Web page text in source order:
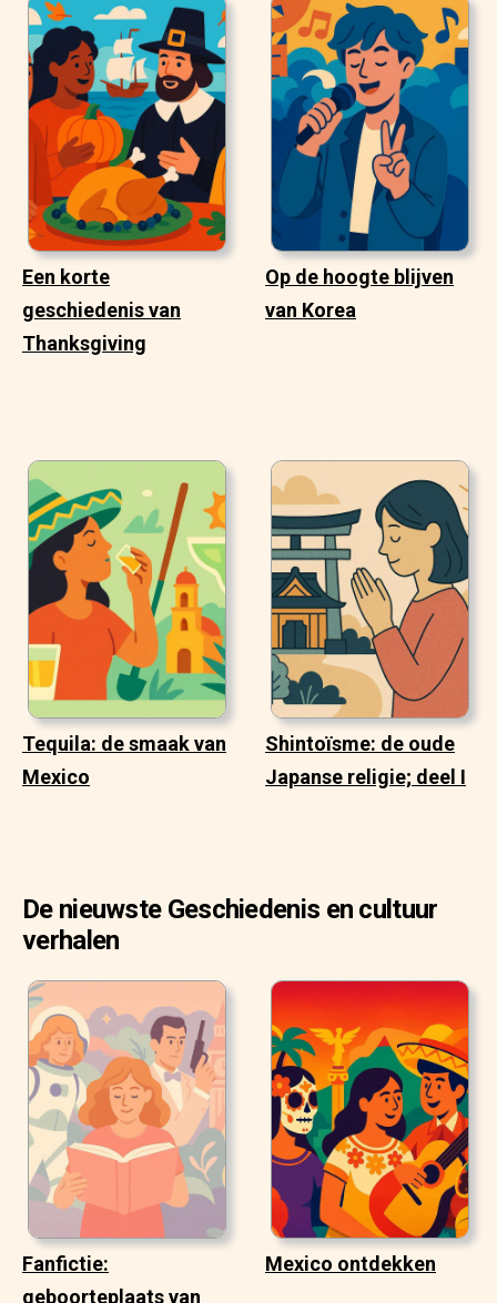
Een korte
geschiedenis van
Thanksgiving
Op de hoogte blijven
van Korea
Tequila: de smaak van
Mexico
Shintoïsme: de oude
Japanse religie; deel I
De nieuwste Geschiedenis en cultuur
verhalen
Fanfictie:
geboorteplaats van
Mexico ontdekken